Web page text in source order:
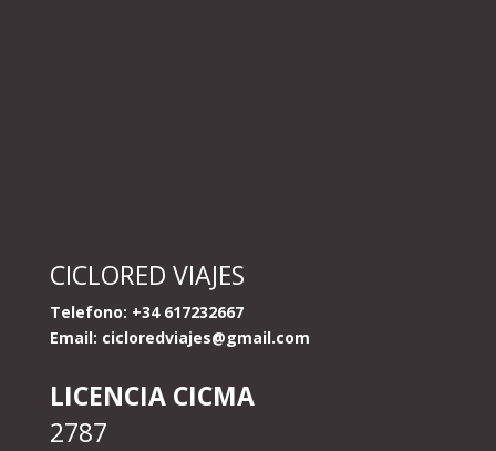
CICLORED VIAJES
Telefono: +34 617232667
Email: cicloredviajes@gmail.com
LICENCIA CICMA
2787